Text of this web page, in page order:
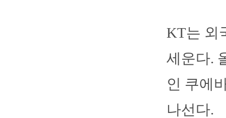
KT는 외
세운다.
인 쿠에
나선다.